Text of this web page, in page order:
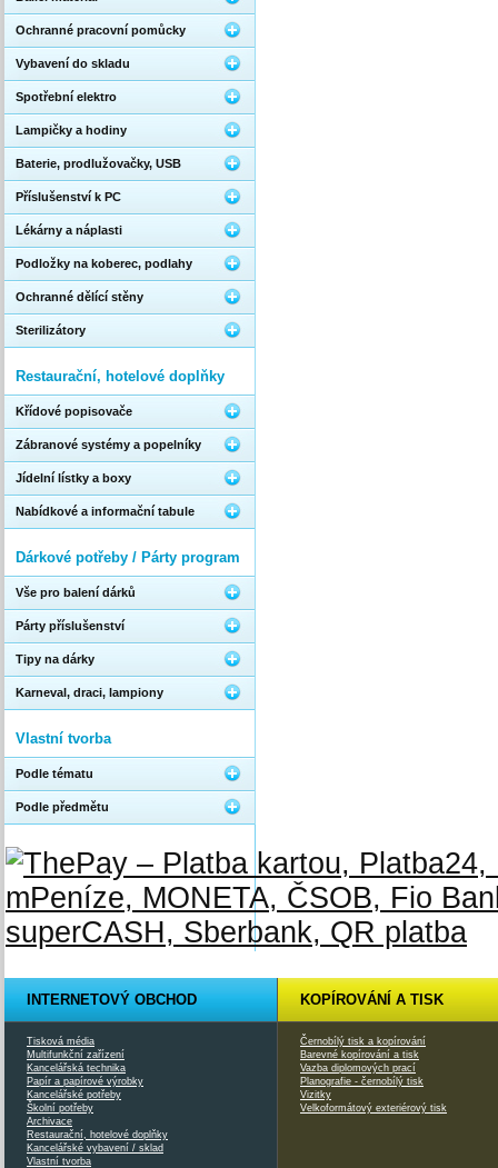
Ochranné pracovní pomůcky
Vybavení do skladu
Spotřební elektro
Lampičky a hodiny
Baterie, prodlužovačky, USB
Příslušenství k PC
Lékárny a náplasti
Podložky na koberec, podlahy
Ochranné dělící stěny
Sterilizátory
Restaurační, hotelové doplňky
Křídové popisovače
Zábranové systémy a popelníky
Jídelní lístky a boxy
Nabídkové a informační tabule
Dárkové potřeby / Párty program
Vše pro balení dárků
Párty příslušenství
Tipy na dárky
Karneval, draci, lampiony
Vlastní tvorba
Podle tématu
Podle předmětu
INTERNETOVÝ OBCHOD
Tisková média
Multifunkční zařízení
Kancelářská technika
Papír a papírové výrobky
Kancelářské potřeby
Školní potřeby
Archivace
Restaurační, hotelové doplňky
Kancelářské vybavení / sklad
Vlastní tvorba
KOPÍROVÁNÍ A TISK
Černobílý tisk a kopírování
Barevné kopírování a tisk
Vazba diplomových prací
Planografie - černobílý tisk
Vizitky
Velkoformátový exteriérový tisk